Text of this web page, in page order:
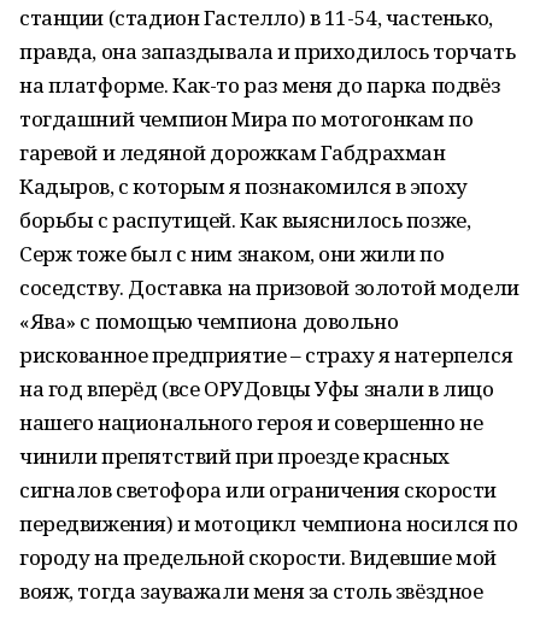
станции (стадион Гастелло) в 11-54, частенько,
правда, она запаздывала и приходилось торчать
на платформе. Как-то раз меня до парка подвёз
тогдашний чемпион Мира по мотогонкам по
гаревой и ледяной дорожкам Габдрахман
Кадыров, с которым я познакомился в эпоху
борьбы с распутицей. Как выяснилось позже,
Серж тоже был с ним знаком, они жили по
соседству. Доставка на призовой золотой модели
«Ява» с помощью чемпиона довольно
рискованное предприятие – страху я натерпелся
на год вперёд (все ОРУДовцы Уфы знали в лицо
нашего национального героя и совершенно не
чинили препятствий при проезде красных
сигналов светофора или ограничения скорости
передвижения) и мотоцикл чемпиона носился по
городу на предельной скорости. Видевшие мой
вояж, тогда зауважали меня за столь звёздное